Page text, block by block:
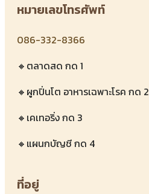
หมายเลขโทรศัพท์
086-332-8366
🔸ตลาดสด กด 1
🔸ผูกปิ่นโต อาหารเฉพาะโรค กด 2
🔸เคเทอริ่ง กด 3
🔸แผนกบัญชี กด 4
ที่อยู่